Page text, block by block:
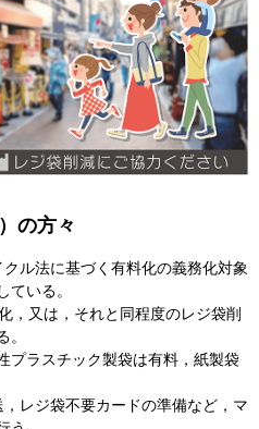
の方々
ル法に基づく有料化の義務化対象
ている。
，又は，それと同程度のレジ袋削
。
プラスチック製袋は有料，紙製袋
レジ袋不要カードの準備など，マ